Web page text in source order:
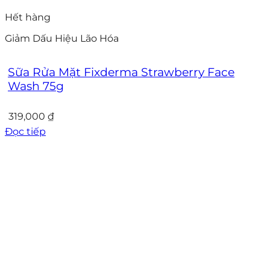
Hết hàng
Giảm Dấu Hiệu Lão Hóa
Sữa Rửa Mặt Fixderma Strawberry Face
Wash 75g
319,000 ₫
Đọc tiếp